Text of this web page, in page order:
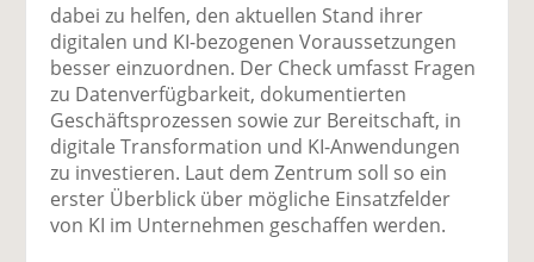
dabei zu helfen, den aktuellen Stand ihrer
digitalen und KI-bezogenen Voraussetzungen
besser einzuordnen. Der Check umfasst Fragen
zu Datenverfügbarkeit, dokumentierten
Geschäftsprozessen sowie zur Bereitschaft, in
digitale Transformation und KI-Anwendungen
zu investieren. Laut dem Zentrum soll so ein
erster Überblick über mögliche Einsatzfelder
von KI im Unternehmen geschaffen werden.